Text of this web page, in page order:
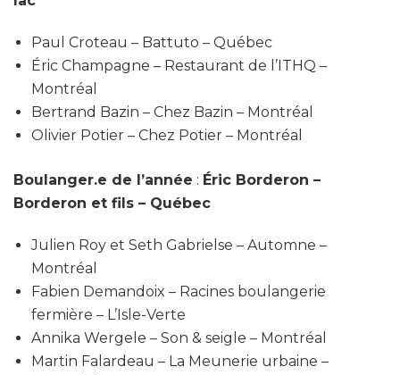
Paul Croteau – Battuto – Québec
Éric Champagne – Restaurant de l’ITHQ –
Montréal
Bertrand Bazin – Chez Bazin – Montréal
Olivier Potier – Chez Potier – Montréal
Boulanger.e de l’année : Éric Borderon –
Borderon et fils – Québec
Julien Roy et Seth Gabrielse – Automne –
Montréal
Fabien Demandoix – Racines boulangerie
fermière – L’Isle-Verte
Annika Wergele – Son & seigle – Montréal
Martin Falardeau – La Meunerie urbaine –